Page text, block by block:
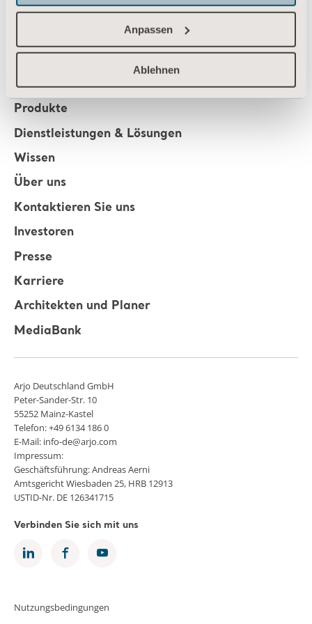
Anpassen
Ablehnen
About us
Produkte
Dienstleistungen & Lösungen
Wissen
Über uns
Kontaktieren Sie uns
Investoren
Presse
Karriere
Architekten und Planer
MediaBank
Arjo Deutschland GmbH
Peter-Sander-Str. 10
55252 Mainz-Kastel
Telefon: +49 6134 186 0
E-Mail: info-de@arjo.com
Impressum:
Geschäftsführung: Andreas Aerni
Amtsgericht Wiesbaden 25, HRB 12913
USTID-Nr. DE 126341715
Verbinden Sie sich mit uns
Nutzungsbedingungen